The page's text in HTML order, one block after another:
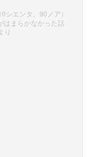
シエンタ、90ノア）
はまらかなかった話
り